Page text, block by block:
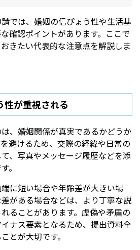
では、婚姻の信ぴょう性や生活基
確認ポイントがあります。ここで
きたい代表的な注意点を解説しま
性が重視される
、婚姻関係が真実であるかどうか
避けるため、交際の経緯や日常の
、写真やメッセージ履歴などを添
。
に短い場合や年齢差が大きい場
がある場合などは、より丁寧な説
ることがあります。虚偽や矛盾の
ナス要素となるため、提出資料全
とが大切です。